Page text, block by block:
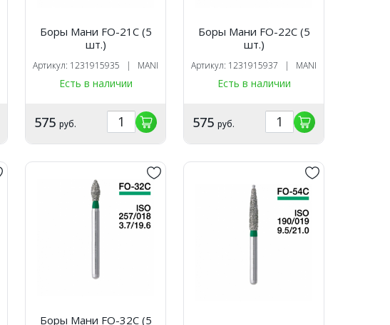
Боры Мани FO-21C (5
шт.)
Артикул: 1231915935 | MANI
Есть в наличии
575 руб.
Боры Мани FO-22C (5
шт.)
Артикул: 1231915937 | MANI
Есть в наличии
575 руб.
Боры Мани FO-32C (5